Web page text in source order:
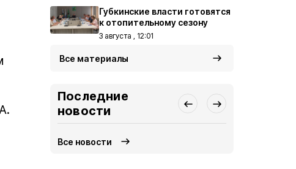
Губкинские власти готовятся
к отопительному сезону
3 августа , 12:01
Все материалы
Последние
новости
Все новости